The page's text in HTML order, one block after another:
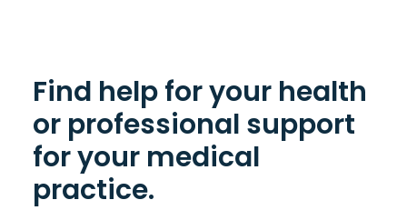
Find help for your health
or professional support
for your medical
practice.